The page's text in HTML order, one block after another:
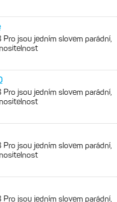
Fénixy 8 Pro jsou
parádní, těžko něco
nositelnost
Hodnotí, zda je váš
a jestli se nachází
hranici
akcií za devět
vzrostla